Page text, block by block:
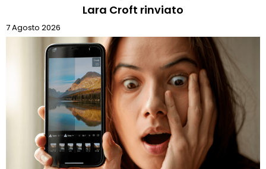
Lara Croft rinviato
7 Agosto 2026